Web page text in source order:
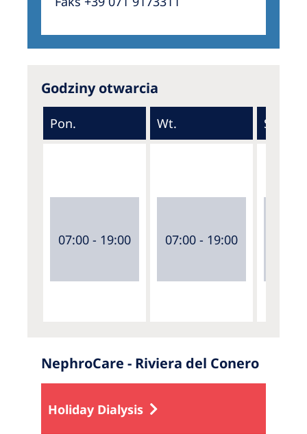
Godziny otwarcia
Pon. Wt. Śr.
07:00 - 19:00 07:00 - 19:00
NephroCare - Riviera del Conero
Holiday Dialysis